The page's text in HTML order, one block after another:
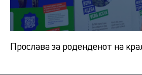
Прослава за роденденот на